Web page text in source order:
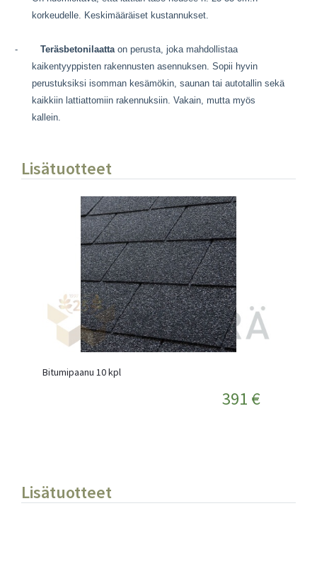
korkeudelle. Keskimääräiset kustannukset.
- Teräsbetonilaattaon perusta, joka mahdollistaa
kaikentyyppisten rakennusten asennuksen. Sopii hyvin
perustuksiksi isomman kesämökin, saunan tai autotallin sekä
kaikkiin lattiattomiin rakennuksiin. Vakain, mutta myös
kallein.
Lisätuotteet
Bitumipaanu 10 kpl
391 €
Lisätuotteet